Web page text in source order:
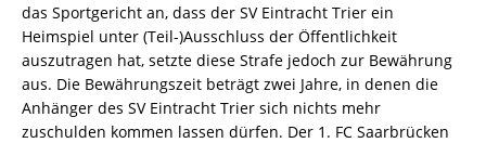
das Sportgericht an, dass der SV Eintracht Trier ein
Heimspiel unter (Teil-)Ausschluss der Öffentlichkeit
auszutragen hat, setzte diese Strafe jedoch zur Bewährung
aus. Die Bewährungszeit beträgt zwei Jahre, in denen die
Anhänger des SV Eintracht Trier sich nichts mehr
zuschulden kommen lassen dürfen. Der 1. FC Saarbrücken